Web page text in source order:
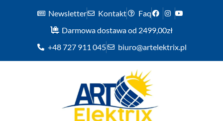
Newsletter Kontakt
Faq
Darmowa dostawa od 2499,00zł
+48 727 911 045
biuro@artelektrix.pl